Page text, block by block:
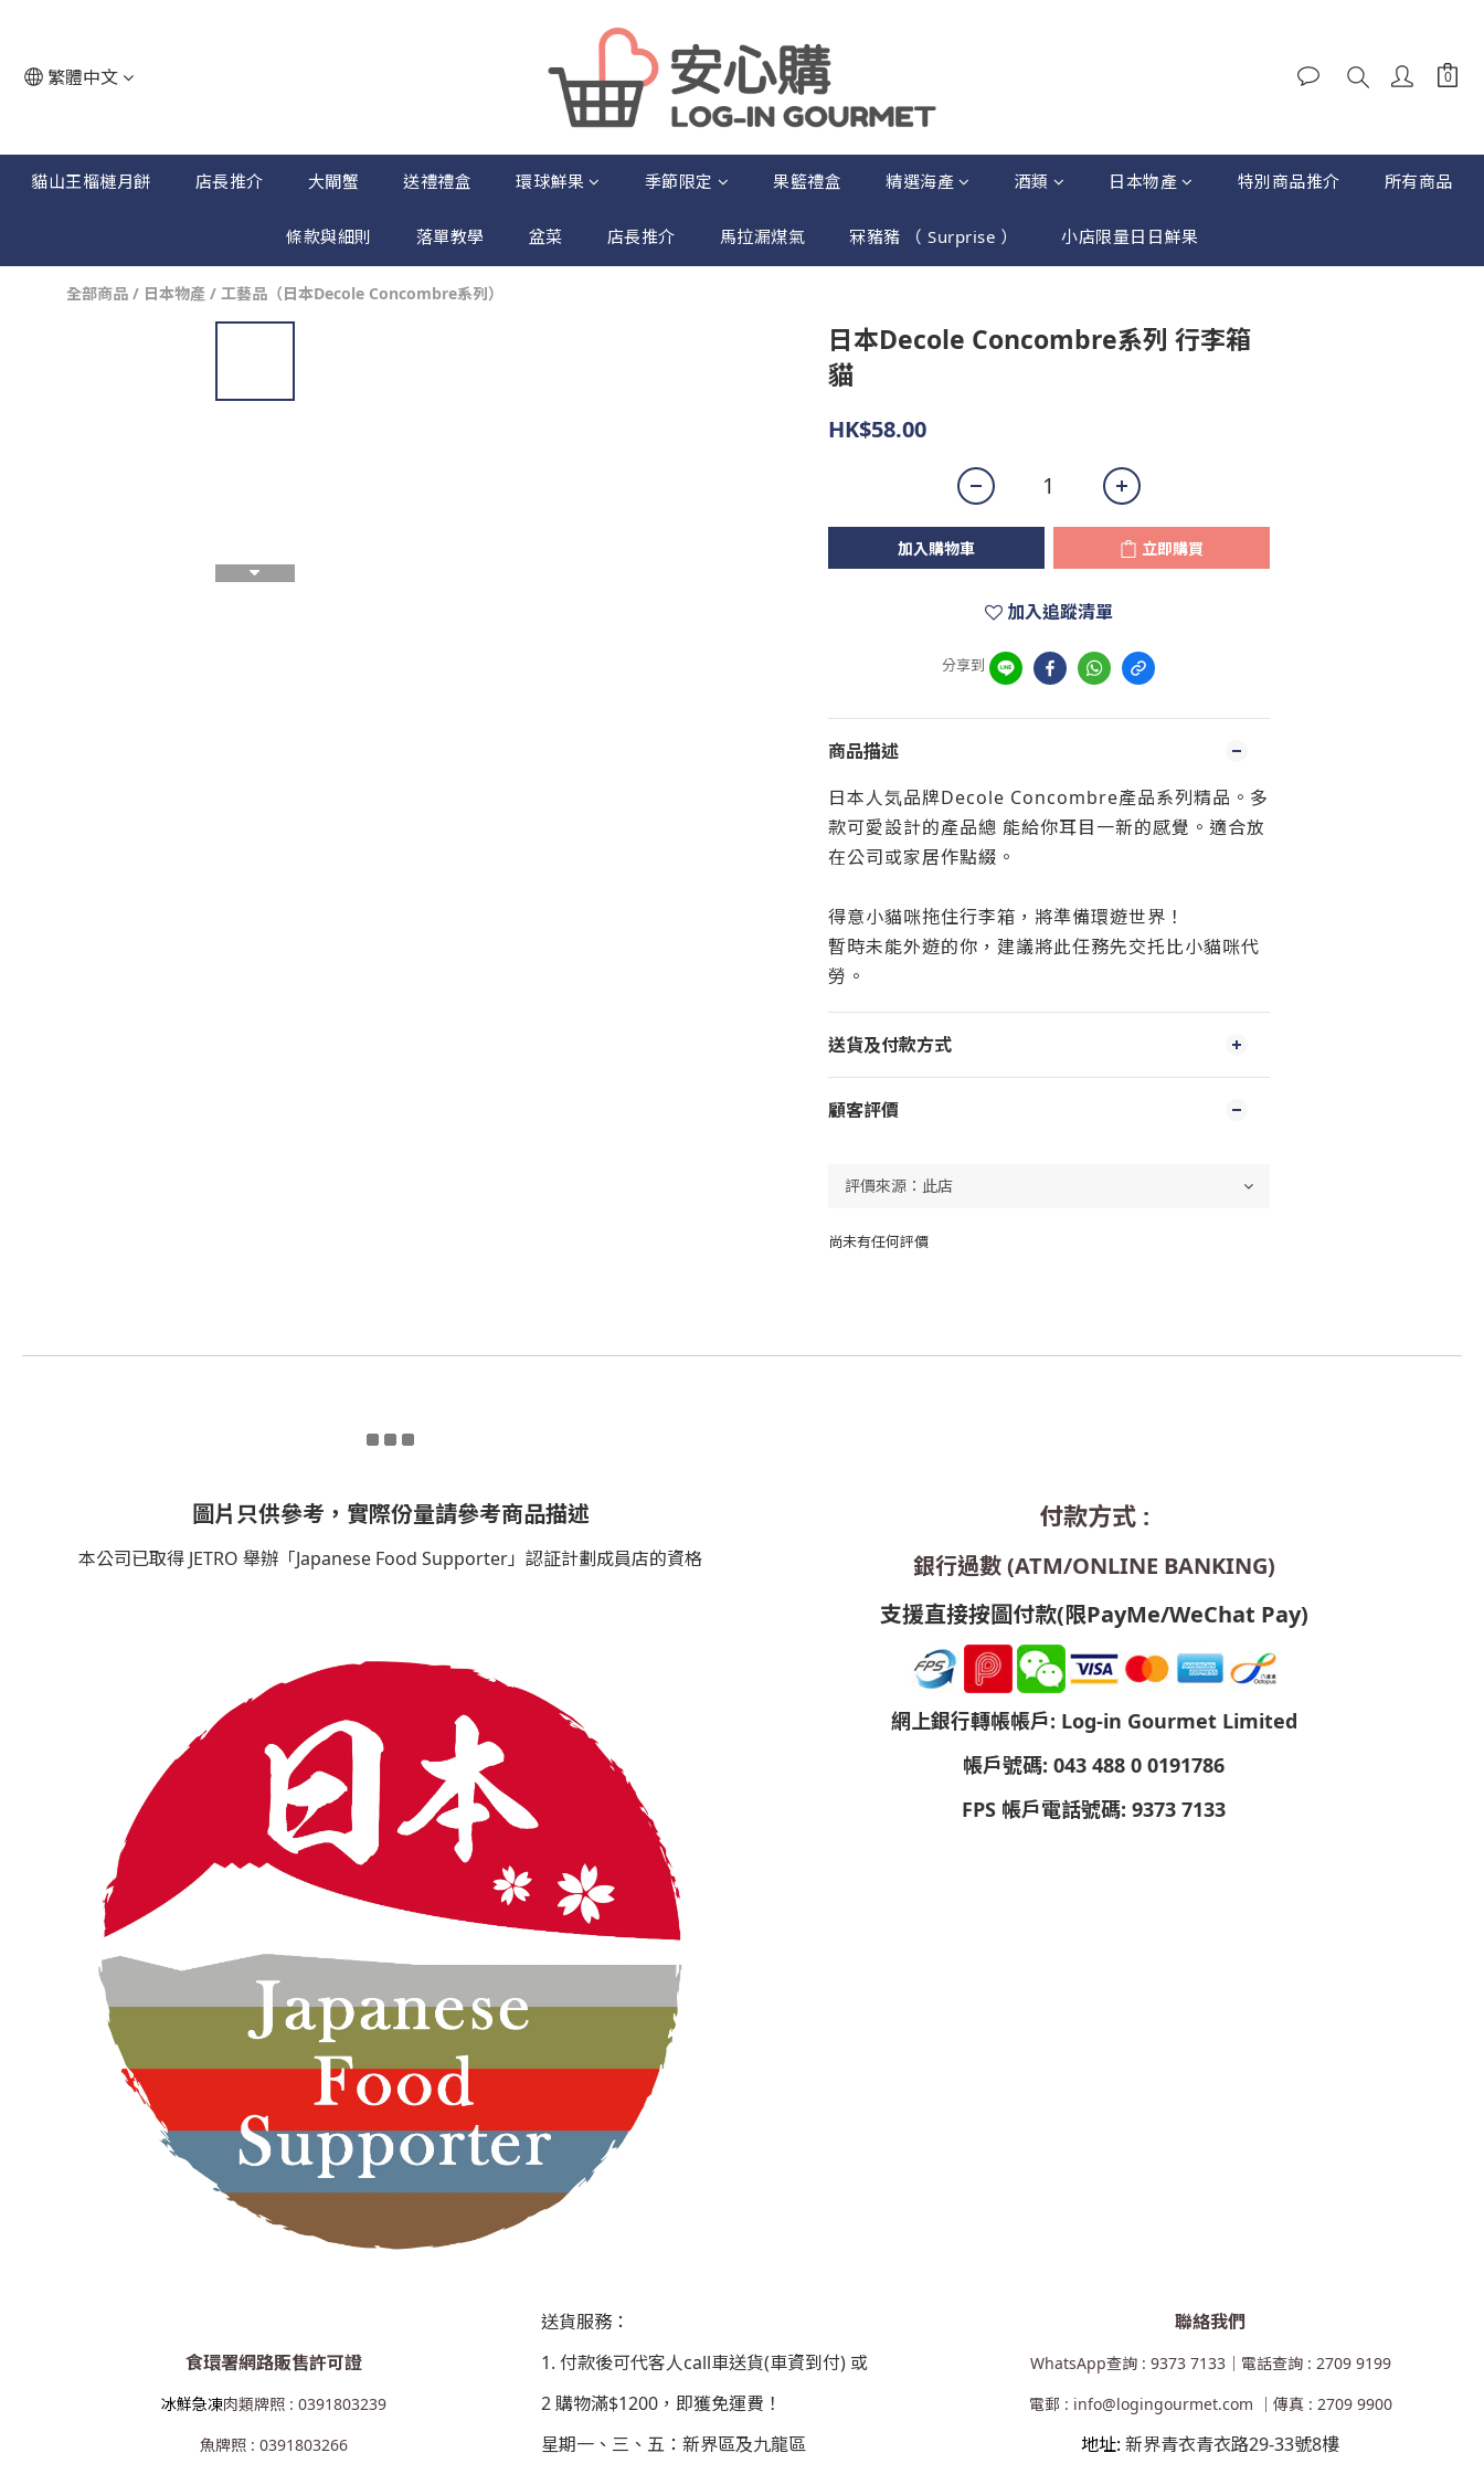
繁體中文
貓山王榴槤月餅 店長推介 大閘蟹 送禮禮盒 環球鮮果 季節限定 果籃禮盒 精選海產 酒類 日本物產 特別商品推介 所有商品
條款與細則 落單教學 盆菜 店長推介 馬拉漏煤氣 冧豬豬 （ Surprise ） 小店限量日日鮮果
全部商品 / 日本物產 / 工藝品（日本Decole Concombre系列）
日本Decole Concombre系列 行李箱
貓
HK$58.00
加入購物車 立即購買
加入追蹤清單
分享到
商品描述
日本人気品牌Decole Concombre產品系列精品。多
款可愛設計的產品總 能給你耳目一新的感覺。適合放
在公司或家居作點綴。
得意小貓咪拖住行李箱，將準備環遊世界！
暫時未能外遊的你，建議將此任務先交托比小貓咪代
勞。
送貨及付款方式
顧客評價
尚未有任何評價
圖片只供參考，實際份量請參考商品描述
本公司已取得 JETRO 舉辦「Japanese Food Supporter」認証計劃成員店的資格
付款方式 :
銀行過數 (ATM/ONLINE BANKING)
支援直接按圖付款(限PayMe/WeChat Pay)
網上銀行轉帳帳戶: Log-in Gourmet Limited
帳戶號碼: 043 488 0 0191786
FPS 帳戶電話號碼: 9373 7133
食環署網路販售許可證
冰鮮急凍肉類牌照 : 0391803239
魚牌照 : 0391803266
送貨服務：
1. 付款後可代客人call車送貨(車資到付) 或
2 購物滿$1200，即獲免運費！
星期一、三、五：新界區及九龍區
聯絡我們
WhatsApp查詢 : 9373 7133｜電話查詢 : 2709 9199
電郵 : info@logingourmet.com ｜傳真 : 2709 9900
地址: 新界青衣青衣路29-33號8樓